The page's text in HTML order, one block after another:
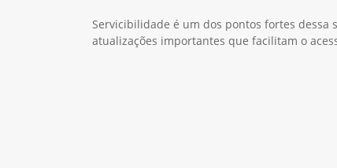
Servicibilidade é um dos pontos fortes dessa
atualizações importantes que facilitam o